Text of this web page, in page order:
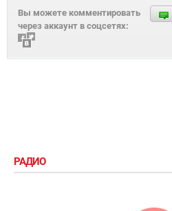
Вы можете комментировать
через аккаунт в соцсетях:
РАДИО